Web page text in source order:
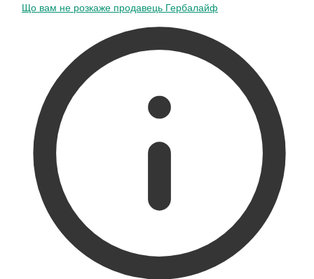
Що вам не розкаже продавець Гербалайф